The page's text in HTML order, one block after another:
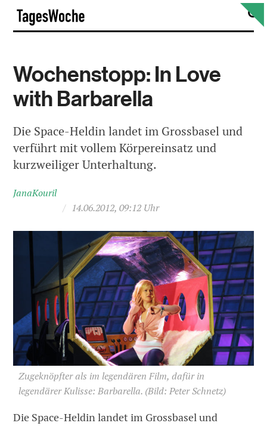
Skip
content
Wochenstopp: In Love
with Barbarella
Die Space-Heldin landet im Grossbasel und
verführt mit vollem Körpereinsatz und
kurzweiliger Unterhaltung.
JanaKouril
/ 14.06.2012, 09:12 Uhr
Zugeknöpfter als im legendären Film, dafür in
legendärer Kulisse: Barbarella. (Bild: Peter Schnetz)
Die Space-Heldin landet im Grossbasel und